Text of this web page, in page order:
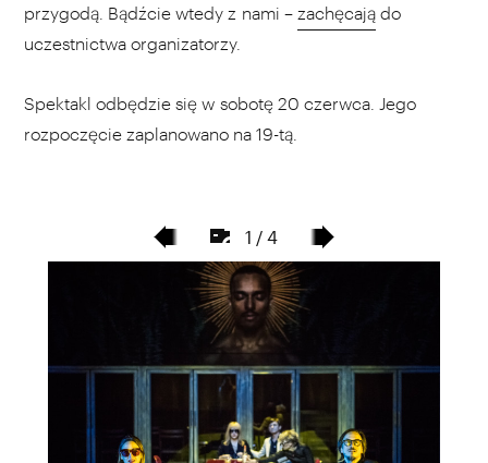
przygodą. Bądźcie wtedy z nami – zachęcają do
uczestnictwa organizatorzy.
Spektakl odbędzie się w sobotę 20 czerwca. Jego
rozpoczęcie zaplanowano na 19-tą.
poprzedni
slajd
następny
slajd
1 / 4